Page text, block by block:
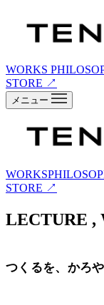
WORKS
STORE ↗
メニュー
WORKS
STORE ↗
LECTURE ,
つくるを、かろや